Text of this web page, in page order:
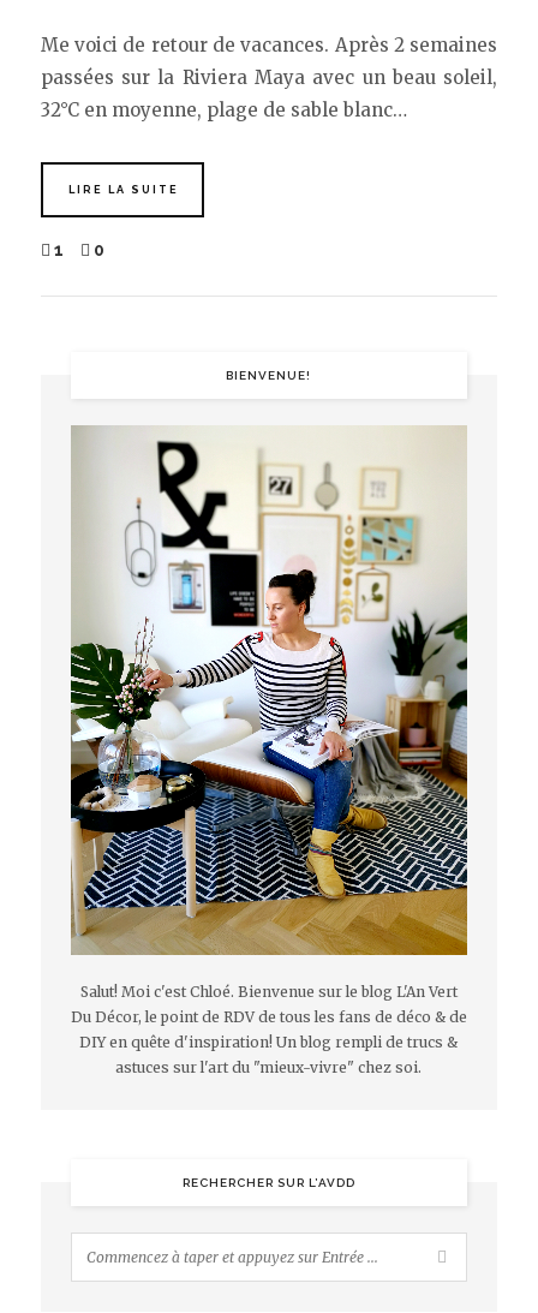
Me voici de retour de vacances. Après 2 semaines
passées sur la Riviera Maya avec un beau soleil,
32°C en moyenne, plage de sable blanc…
LIRE LA SUITE
1 0
BIENVENUE!
Salut! Moi c'est Chloé. Bienvenue sur le blog L'An Vert
Du Décor, le point de RDV de tous les fans de déco & de
DIY en quête d'inspiration! Un blog rempli de trucs &
astuces sur l'art du "mieux-vivre" chez soi.
RECHERCHER SUR L’AVDD